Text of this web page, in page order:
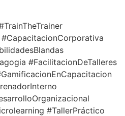
#FacilitacionDeTalleres
#TallerPráctico